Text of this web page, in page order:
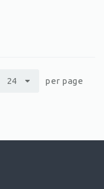
24 per page